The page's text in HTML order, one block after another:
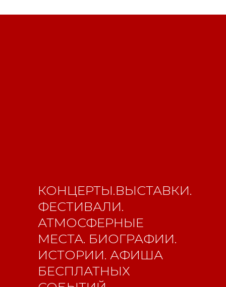
КОНЦЕРТЫ.ВЫСТАВКИ.
ФЕСТИВАЛИ.
АТМОСФЕРНЫЕ
МЕСТА. БИОГРАФИИ.
ИСТОРИИ. АФИША
БЕСПЛАТНЫХ